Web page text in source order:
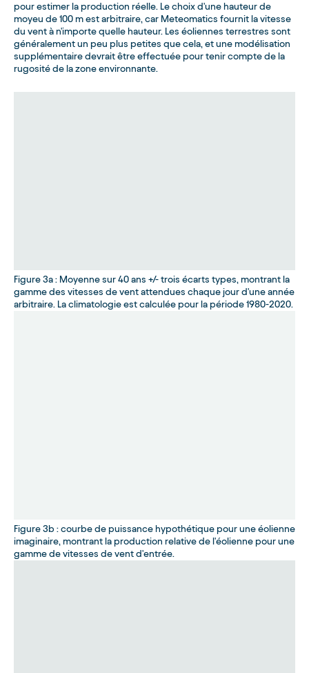
pour estimer la production réelle. Le choix d'une hauteur de
moyeu de 100 m est arbitraire, car Meteomatics fournit la vitesse
du vent à n'importe quelle hauteur. Les éoliennes terrestres sont
généralement un peu plus petites que cela, et une modélisation
supplémentaire devrait être effectuée pour tenir compte de la
rugosité de la zone environnante.
Figure 3a : Moyenne sur 40 ans +/- trois écarts types, montrant la
gamme des vitesses de vent attendues chaque jour d'une année
arbitraire. La climatologie est calculée pour la période 1980-2020.
Figure 3b : courbe de puissance hypothétique pour une éolienne
imaginaire, montrant la production relative de l'éolienne pour une
gamme de vitesses de vent d'entrée.